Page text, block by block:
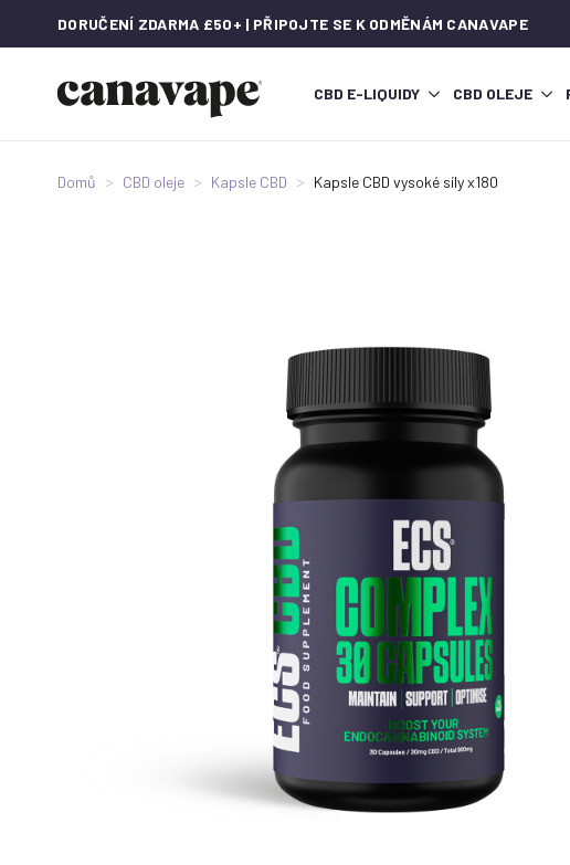
DORUČENÍ ZDARMA £50+ | PŘIPOJTE SE K ODMĚNÁM CANAVAPE
CBD E-LIQUIDY CBD OLEJE
Domů CBD oleje Kapsle CBD Kapsle CBD vysoké síly x180